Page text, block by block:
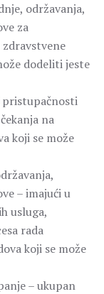
održavanja,
za
dodeliti jeste
na
koji se može
– imajući u
usluga,
rada
koji se može
– ukupan